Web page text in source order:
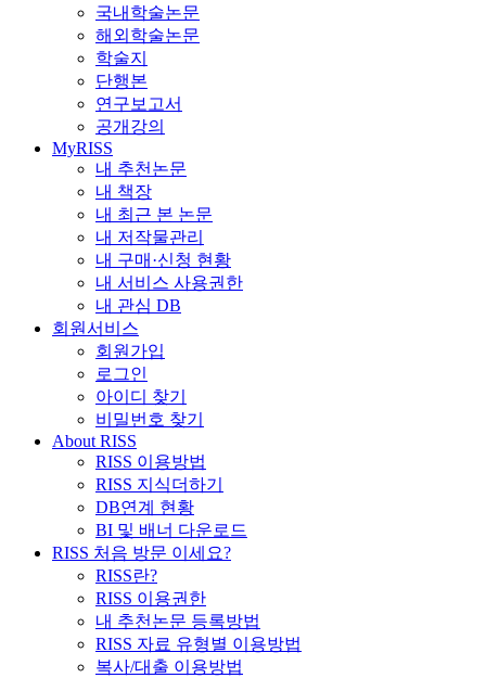
국내학술논문
해외학술논문
학술지
단행본
연구보고서
공개강의
MyRISS
내 추천논문
내 책장
내 최근 본 논문
내 저작물관리
내 구매·신청 현황
내 서비스 사용권한
내 관심 DB
회원서비스
회원가입
로그인
아이디 찾기
비밀번호 찾기
About RISS
RISS 이용방법
RISS 지식더하기
DB연계 현황
BI 및 배너 다운로드
RISS 처음 방문 이세요?
RISS란?
RISS 이용권한
내 추천논문 등록방법
RISS 자료 유형별 이용방법
복사/대출 이용방법